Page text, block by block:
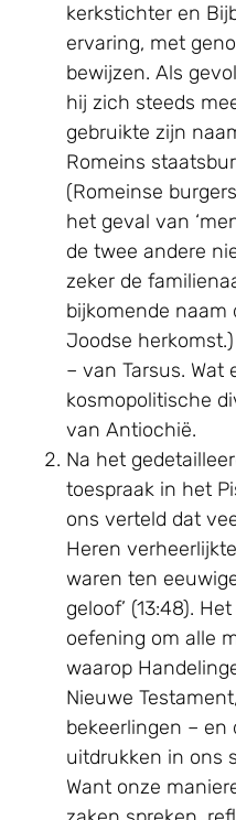
kerkstichter en
ervaring, met
bewijzen. Als
hij zich steeds
gebruikte zijn
Romeins
(Romeinse
het geval van
de twee andere
zeker de
bijkomende naam
Joodse
– van Tarsus. Wat
kosmopolitische
van Antiochië.
Na het
toespraak in het
ons verteld dat
Heren
waren ten
geloof’ (13:48).
oefening om alle
waarop
Nieuwe
bekeerlingen – en
uitdrukken in ons
Want onze